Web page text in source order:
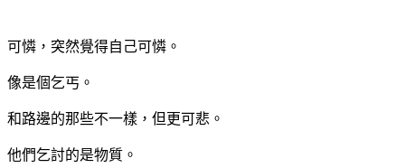
可憐，突然覺得自己可憐。
像是個乞丐。
和路邊的那些不一樣，但更可悲。
他們乞討的是物質。